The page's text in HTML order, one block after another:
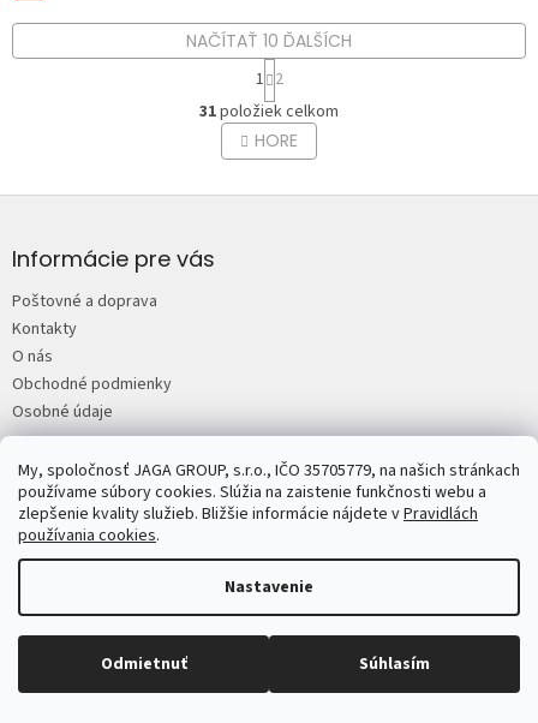
My, spoločnosť JAGA GROUP, s.r.o., IČO 35705779, na našich stránkach
používame súbory cookies. Slúžia na zaistenie funkčnosti webu a
zlepšenie kvality služieb. Bližšie informácie nájdete vPravidlách
používania cookies.
Nastavenie
Odmietnuť Súhlasím
O
v
l
á
d
v
ý
p
i
s
NAČÍTAŤ 10 ĎALŠÍCH
S
t
r
á
n
o
1 2
31položiek celkom
HORE
p
e
Informácie pre vás
Poštovné a doprava
Kontakty
O nás
Obchodné podmienky
Osobné údaje
JAGA.sk Predplatné časopisov JAGA Mojdom.sk Urobsisam.sk
Zahrada.sk ASB.sk
Copyright 2026JAGASTORE.sk. Všetky práva vyhradené.Upraviť